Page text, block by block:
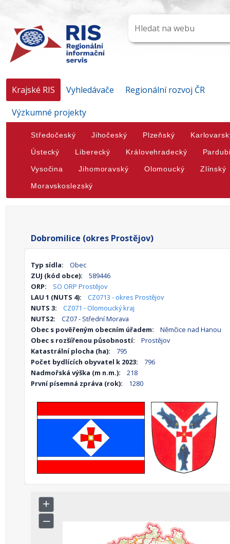
Krajské RIS Vyhledávače
Regionální rozvoj ČR
Výzkumné projekty
Středočeský Jihočeský Plzeňský
Ústecký Liberecký Královehradecký
Vysočina Jihomoravský Olomoucký Zlínský
Moravskoslezský
Dobromilice (okres Prostějov)
Typ sídla:
Obec
ZUJ (kód obce):
589446
ORP:
SO ORP Prostějov
LAU 1 (NUTS 4):
CZ0713 - okres Prostějov
NUTS 3:
CZ071 - Olomoucký kraj
NUTS2:
CZ07 - Střední Morava
Obec s pověřeným obecním úřadem:
Němčice nad Hanou
Obec s rozšířenou působností:
Prostějov
Katastrální plocha (ha):
795
Počet bydlících obyvatel k 2023:
796
Nadmořská výška (m n.m.):
218
První písemná zpráva (rok):
1280